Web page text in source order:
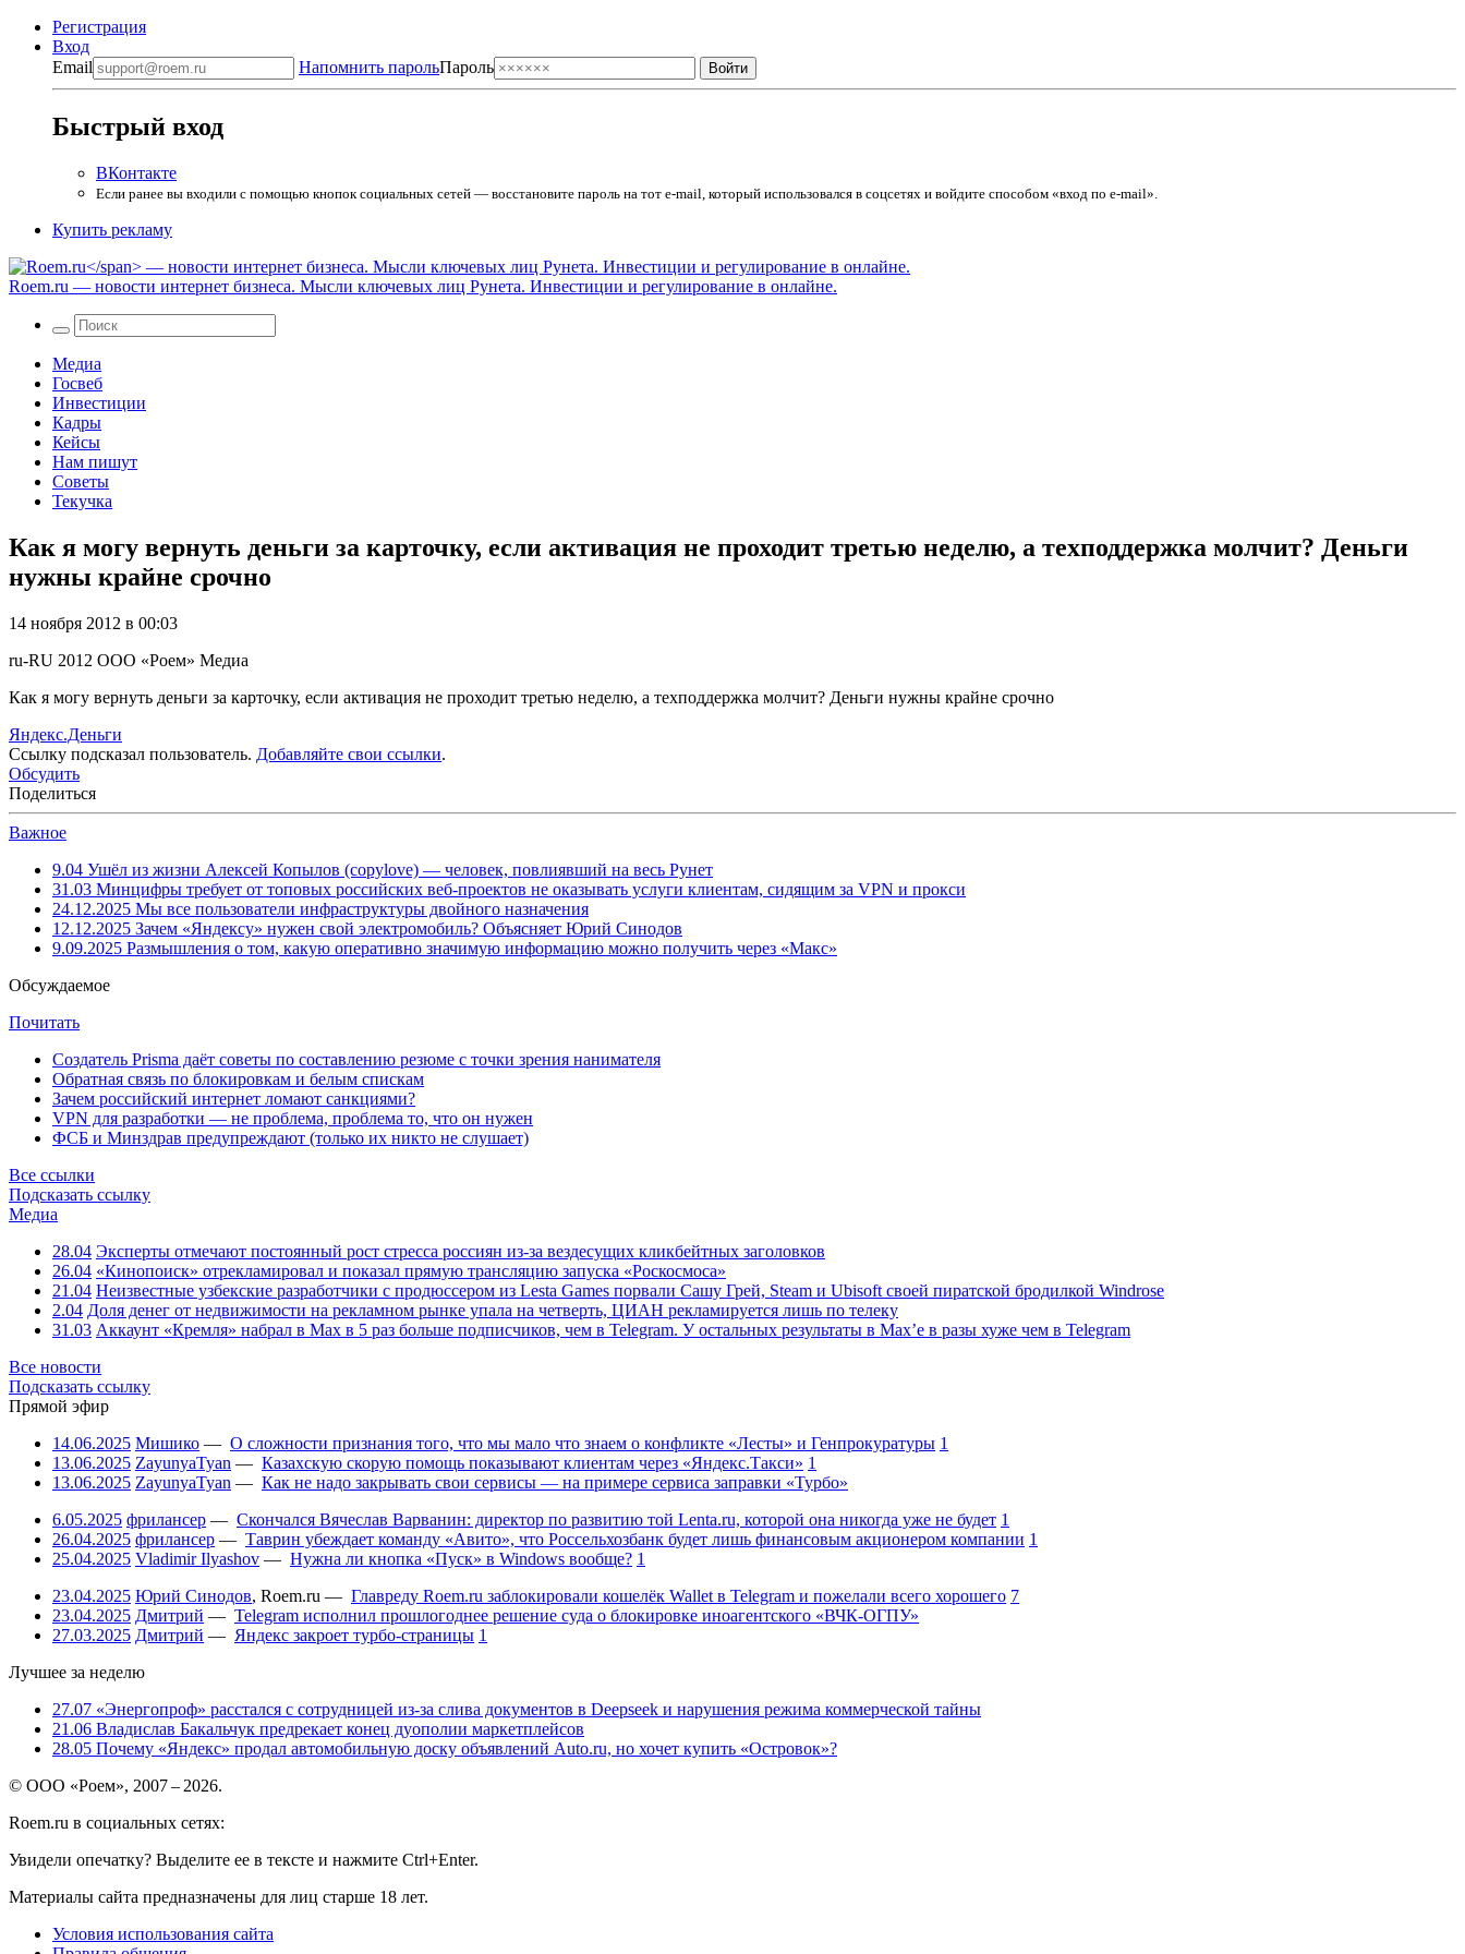
Регистрация
Вход
Email
Напомнить парольПароль
Быстрый вход
ВКонтакте
Если ранее вы входили с помощью кнопок социальных сетей — восстановите пароль на тот e-mail, который использовался в соцсетях и войдите способом «вход по e-mail».
Купить рекламу
Roem.ru — новости интернет бизнеса. Мысли ключевых лиц Рунета. Инвестиции и регулирование в онлайне.
Медиа
Госвеб
Инвестиции
Кадры
Кейсы
Нам пишут
Советы
Текучка
Как я могу вернуть деньги за карточку, если активация не проходит третью неделю, а техподдержка молчит? Деньги
нужны крайне срочно
14 ноября 2012 в 00:03
ru-RU 2012 ООО «Роем» Медиа
Как я могу вернуть деньги за карточку, если активация не проходит третью неделю, а техподдержка молчит? Деньги нужны крайне срочно
Яндекс.Деньги
Ссылку подсказал пользователь. Добавляйте свои ссылки.
Обсудить
Поделиться
Важное
9.04 Ушёл из жизни Алексей Копылов (copylove) — человек, повлиявший на весь Рунет
31.03 Минцифры требует от топовых российских веб-проектов не оказывать услуги клиентам, сидящим за VPN и прокси
24.12.2025 Мы все пользователи инфраструктуры двойного назначения
12.12.2025 Зачем «Яндексу» нужен свой электромобиль? Объясняет Юрий Синодов
9.09.2025 Размышления о том, какую оперативно значимую информацию можно получить через «Макс»
Обсуждаемое
Почитать
Создатель Prisma даёт советы по составлению резюме с точки зрения нанимателя
Обратная связь по блокировкам и белым спискам
Зачем российский интернет ломают санкциями?
VPN для разработки — не проблема, проблема то, что он нужен
ФСБ и Минздрав предупреждают (только их никто не слушает)
Все ссылки
Подсказать ссылку
Медиа
28.04 Эксперты отмечают постоянный рост стресса россиян из-за вездесущих кликбейтных заголовков
26.04 «Кинопоиск» отрекламировал и показал прямую трансляцию запуска «Роскосмоса»
21.04 Неизвестные узбекские разработчики с продюссером из Lesta Games порвали Сашу Грей, Steam и Ubisoft своей пиратской бродилкой Windrose
2.04 Доля денег от недвижимости на рекламном рынке упала на четверть, ЦИАН рекламируется лишь по телеку
31.03 Аккаунт «Кремля» набрал в Max в 5 раз больше подписчиков, чем в Telegram. У остальных результаты в Max’е в разы хуже чем в Telegram
Все новости
Подсказать ссылку
Прямой эфир
14.06.2025 Мишико — О сложности признания того, что мы мало что знаем о конфликте «Лесты» и Генпрокуратуры 1
13.06.2025 ZayunyaTyan — Казахскую скорую помощь показывают клиентам через «Яндекс.Такси» 1
13.06.2025 ZayunyaTyan — Как не надо закрывать свои сервисы — на примере сервиса заправки «Турбо»
6.05.2025 фрилансер — Скончался Вячеслав Варванин: директор по развитию той Lenta.ru, которой она никогда уже не будет 1
26.04.2025 фрилансер — Таврин убеждает команду «Авито», что Россельхозбанк будет лишь финансовым акционером компании 1
25.04.2025 Vladimir Ilyashov — Нужна ли кнопка «Пуск» в Windows вообще? 1
23.04.2025 Юрий Синодов, Roem.ru — Главреду Roem.ru заблокировали кошелёк Wallet в Telegram и пожелали всего хорошего 7
23.04.2025 Дмитрий — Telegram исполнил прошлогоднее решение суда о блокировке иноагентского «ВЧК-ОГПУ»
27.03.2025 Дмитрий — Яндекс закроет турбо-страницы 1
Лучшее за неделю
27.07 «Энергопроф» расстался с сотрудницей из-за слива документов в Deepseek и нарушения режима коммерческой тайны
21.06 Владислав Бакальчук предрекает конец дуополии маркетплейсов
28.05 Почему «Яндекс» продал автомобильную доску объявлений Auto.ru, но хочет купить «Островок»?
© ООО «Роем», 2007 – 2026.
Roem.ru в социальных сетях:
Увидели опечатку? Выделите ее в тексте и нажмите Ctrl+Enter.
Материалы сайта предназначены для лиц старше 18 лет.
Условия использования сайта